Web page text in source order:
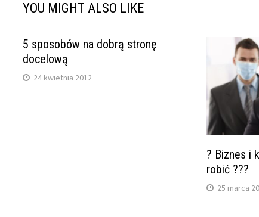
YOU MIGHT ALSO LIKE
5 sposobów na dobrą stronę
docelową
24 kwietnia 2012
? Biznes i
robić ???
25 marca